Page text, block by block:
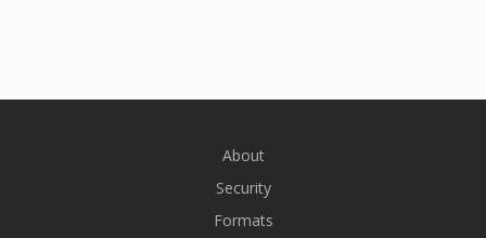
About
Security
Formats